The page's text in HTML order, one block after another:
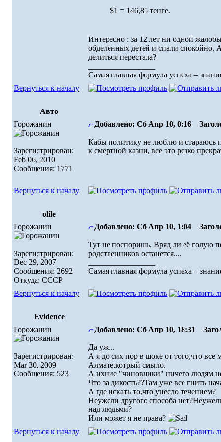
$1 = 146,85 тенге.
Интересно : за 12 лет ни одной
обделённых детей и спали спокойно.
делиться перестала?
Самая главная формула успеха –
Вернуться к началу
Авто
Горожанин
Зарегистрирован:
Feb 06, 2010
Сообщения: 1771
Добавлено: Сб Апр 10, 0:16
Кабы политику не люблю и стараюсь
к смертной казни, все это резко
Вернуться к началу
olile
Горожанин
Зарегистрирован:
Dec 29, 2007
Сообщения: 2692
Откуда: СССР
Добавлено: Сб Апр 10, 1:04
Тут не поспоришь. Вряд ли её голую
родственников останется....
Самая главная формула успеха –
Вернуться к началу
Evidence
Горожанин
Зарегистрирован:
Mar 30, 2009
Сообщения: 523
Добавлено: Сб Апр 10, 18:31
Да уж...
А я до сих пор в шоке от того,что все
Алмате,котрый смыло.
А ихние "чиновники" ничего людям
Что за дикость??Там уже все гнить
А где искать то,что унесло течением?
Неужели другого способа
над людьми?
Или может я не права?
Вернуться к началу